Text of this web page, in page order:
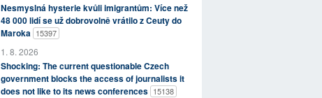
Nesmyslná hysterie kvůli imigrantům: Více než
48 000 lidí se už dobrovolně vrátilo z Ceuty do
Maroka 15397
1. 8. 2026
Shocking: The current questionable Czech
government blocks the access of journalists it
does not like to its news conferences 15138